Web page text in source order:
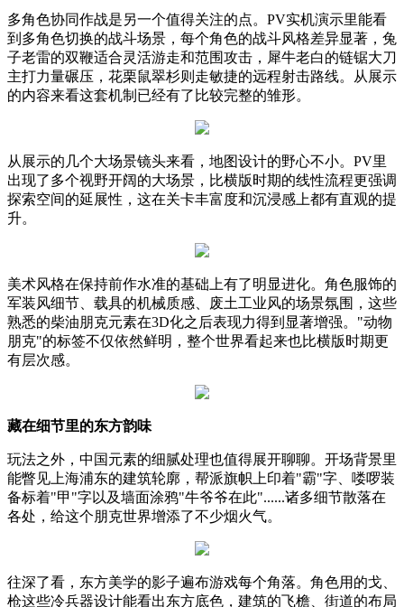
多角色协同作战是另一个值得关注的点。PV实机演示里能看
到多角色切换的战斗场景，每个角色的战斗风格差异显著，兔
子老雷的双鞭适合灵活游走和范围攻击，犀牛老白的链锯大刀
主打力量碾压，花栗鼠翠杉则走敏捷的远程射击路线。从展示
的内容来看这套机制已经有了比较完整的雏形。
从展示的几个大场景镜头来看，地图设计的野心不小。PV里
出现了多个视野开阔的大场景，比横版时期的线性流程更强调
探索空间的延展性，这在关卡丰富度和沉浸感上都有直观的提
升。
美术风格在保持前作水准的基础上有了明显进化。角色服饰的
军装风细节、载具的机械质感、废土工业风的场景氛围，这些
熟悉的柴油朋克元素在3D化之后表现力得到显著增强。"动物
朋克"的标签不仅依然鲜明，整个世界看起来也比横版时期更
有层次感。
藏在细节里的东方韵味
玩法之外，中国元素的细腻处理也值得展开聊聊。开场背景里
能瞥见上海浦东的建筑轮廓，帮派旗帜上印着"霸"字、喽啰装
备标着"甲"字以及墙面涂鸦"牛爷爷在此"......诸多细节散落在
各处，给这个朋克世界增添了不少烟火气。
往深了看，东方美学的影子遍布游戏每个角落。角色用的戈、
枪这些冷兵器设计能看出东方底色，建筑的飞檐、街道的布局